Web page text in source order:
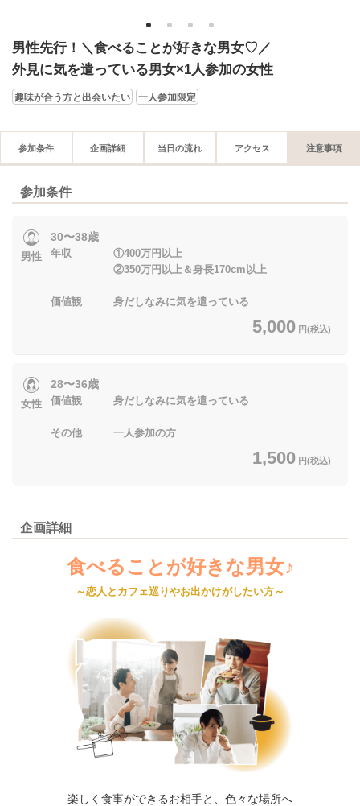
1 2 3 4
男性先行！＼食べることが好きな男女♡／
外見に気を遣っている男女×1人参加の女性
趣味が合う方と出会いたい 一人参加限定
参加条件 企画詳細 当日の流れ アクセス 注意事項
参加条件
男性
30〜38歳
年収 ①400万円以上
②350万円以上＆身長170cm以上
価値観 身だしなみに気を遣っている
5,000 円(税込)
女性
28〜36歳
価値観 身だしなみに気を遣っている
その他 一人参加の方
1,500 円(税込)
企画詳細
食べることが好きな男女♪
～恋人とカフェ巡りやお出かけがしたい方～
楽しく食事ができるお相手と、色々な場所へ